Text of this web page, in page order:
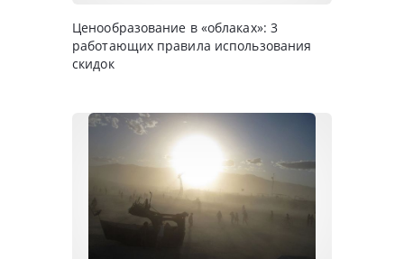
Ценообразование в «облаках»: 3
работающих правила использования
скидок